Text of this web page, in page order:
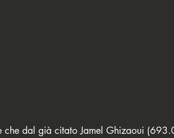
che dal già citato Jamel Ghizaoui